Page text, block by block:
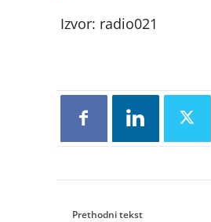
Izvor: radio021
Prethodni tekst